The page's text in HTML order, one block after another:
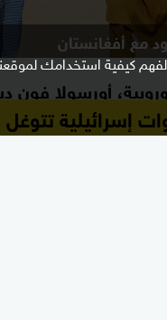
كيفية استخدامك
مع أفغانستان
أورسولا فون دير
الدول المجاورة إلى أكثر
قوات إسرائيلية